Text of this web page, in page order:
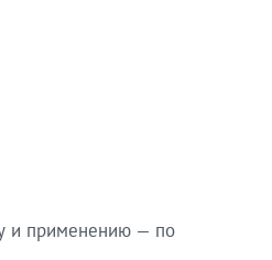
и применению — по